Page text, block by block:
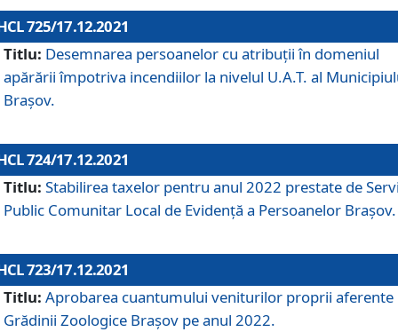
725/17.12.2021
Titlu: Desemnarea persoanelor cu atribuții în domeniul
apărării împotriva incendiilor la nivelul U.A.T. al
Brașov.
724/17.12.2021
Titlu: Stabilirea taxelor pentru anul 2022 prestate de
Public Comunitar Local de Evidență a Persoanelor Braşov.
723/17.12.2021
Titlu: Aprobarea cuantumului veniturilor proprii aferente
Grădinii Zoologice Braşov pe anul 2022.